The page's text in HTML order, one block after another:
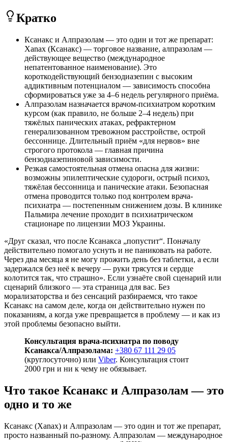
Кратко
Ксанакс и Алпразолам — это один и тот же препарат:
Xanax (Ксанакс) — торговое название, алпразолам —
действующее вещество (международное
непатентованное наименование). Это
короткодействующий бензодиазепин с высоким
аддиктивным потенциалом — зависимость способна
сформироваться уже за 4–6 недель регулярного приёма.
Алпразолам назначается врачом-психиатром коротким
курсом (как правило, не больше 2–4 недель) при
тяжёлых панических атаках, рефрактерном
генерализованном тревожном расстройстве, острой
бессоннице. Длительный приём «для нервов» вне
строгого протокола — главная причина
бензодиазепиновой зависимости.
Резкая самостоятельная отмена опасна для жизни:
возможны эпилептические судороги, острый психоз,
тяжёлая бессонница и панические атаки. Безопасная
отмена проводится только под контролем врача-
психиатра — постепенным снижением дозы. В клинике
Пальмира лечение проходит в психиатрическом
стационаре по лицензии МОЗ Украины.
«Друг сказал, что после Ксанакса „попустит“. Поначалу
действительно помогало уснуть и не паниковать на работе.
Через два месяца я не могу прожить день без таблетки, а если
задержался без неё к вечеру — руки трясутся и сердце
колотится так, что страшно». Если узнаёте свой сценарий или
сценарий близкого — эта страница для вас. Без
морализаторства и без сенсаций разбираемся, что такое
Ксанакс на самом деле, когда он действительно нужен по
показаниям, а когда уже превращается в проблему — и как из
этой проблемы безопасно выйти.
Консультация врача-психиатра по поводу
Ксанакса/Алпразолама: +380 67 111 29 05
(круглосуточно) или Viber. Консультация стоит
2000 грн и ни к чему не обязывает.
Что такое Ксанакс и Алпразолам — это
одно и то же
Ксанакс (Xanax) и Алпразолам — это один и тот же препарат,
просто названный по-разному. Алпразолам — международное